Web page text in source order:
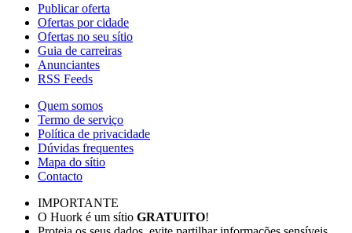
Publicar oferta
Ofertas por cidade
Ofertas no seu sítio
Guia de carreiras
Anunciantes
RSS Feeds
Quem somos
Termo de serviço
Política de privacidade
Dúvidas frequentes
Mapa do sítio
Contacto
IMPORTANTE
O Huork é um sítio GRATUITO!